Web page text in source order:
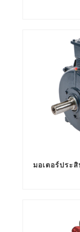
มอเตอร์ประสิ